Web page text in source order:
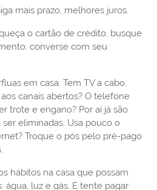
mais prazo, melhores juros.
o cartão de crédito, busque
converse com seu
em casa. Tem TV a cabo,
canais abertos? O telefone
trote e engano? Por aí já são
eliminadas. Usa pouco o
Troque o pós pelo pré-pago
hábitos na casa que possam
água, luz e gás. E tente pagar